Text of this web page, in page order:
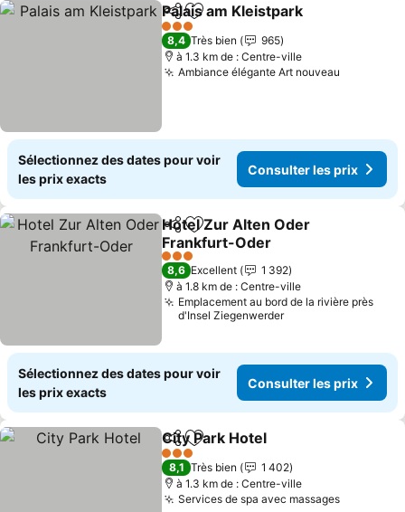
PartagerAjouter à mes favoris
Palais am Kleistpark
3 Étoiles
8,4 Très bien
965
à 1.3 km de : Centre-ville
Ambiance élégante Art nouveau
Sélectionnez des dates pour voir
les prix exacts
Consulter les prix
PartagerAjouter à mes favoris
Hotel Zur Alten Oder
Frankfurt-Oder
3 Étoiles
8,6 Excellent
1 392
à 1.8 km de : Centre-ville
Emplacement au bord de la rivière près
d'Insel Ziegenwerder
Sélectionnez des dates pour voir
les prix exacts
Consulter les prix
PartagerAjouter à mes favoris
City Park Hotel
3 Étoiles
8,1 Très bien
1 402
à 1.3 km de : Centre-ville
Services de spa avec massages